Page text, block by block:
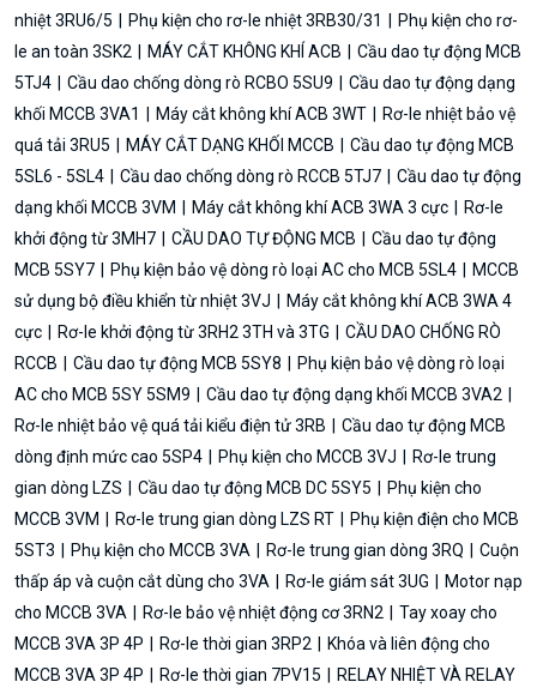
nhiệt 3RU6/5
Phụ kiện cho rơ-le nhiệt 3RB30/31
Phụ kiện cho rơ-
le an toàn 3SK2
MÁY CẮT KHÔNG KHÍ ACB
Cầu dao tự động MCB
5TJ4
Cầu dao chống dòng rò RCBO 5SU9
Cầu dao tự động dạng
khối MCCB 3VA1
Máy cắt không khí ACB 3WT
Rơ-le nhiệt bảo vệ
quá tải 3RU5
MÁY CẮT DẠNG KHỐI MCCB
Cầu dao tự động MCB
5SL6 - 5SL4
Cầu dao chống dòng rò RCCB 5TJ7
Cầu dao tự động
dạng khối MCCB 3VM
Máy cắt không khí ACB 3WA 3 cực
Rơ-le
khởi động từ 3MH7
CẦU DAO TỰ ĐỘNG MCB
Cầu dao tự động
MCB 5SY7
Phụ kiện bảo vệ dòng rò loại AC cho MCB 5SL4
MCCB
sử dụng bộ điều khiển từ nhiệt 3VJ
Máy cắt không khí ACB 3WA 4
cực
Rơ-le khởi động từ 3RH2 3TH và 3TG
CẦU DAO CHỐNG RÒ
RCCB
Cầu dao tự động MCB 5SY8
Phụ kiện bảo vệ dòng rò loại
AC cho MCB 5SY 5SM9
Cầu dao tự động dạng khối MCCB 3VA2
Rơ-le nhiệt bảo vệ quá tải kiểu điện tử 3RB
Cầu dao tự động MCB
dòng định mức cao 5SP4
Phụ kiện cho MCCB 3VJ
Rơ-le trung
gian dòng LZS
Cầu dao tự động MCB DC 5SY5
Phụ kiện cho
MCCB 3VM
Rơ-le trung gian dòng LZS RT
Phụ kiện điện cho MCB
5ST3
Phụ kiện cho MCCB 3VA Rơ-le trung gian dòng 3RQ
Cuộn
thấp áp và cuộn cắt dùng cho 3VA
Rơ-le giám sát 3UG
Motor nạp
cho MCCB 3VA
Rơ-le bảo vệ nhiệt động cơ 3RN2
Tay xoay cho
MCCB 3VA 3P 4P
Rơ-le thời gian 3RP2
Khóa và liên động cho
MCCB 3VA 3P 4P
Rơ-le thời gian 7PV15
RELAY NHIỆT VÀ RELAY